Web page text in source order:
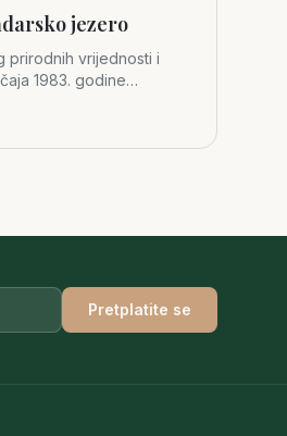
jezero
prirodnih vrijednosti i
1983. godine
Pretplatite se